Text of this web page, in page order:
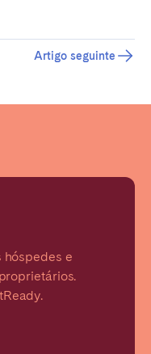
Artigo seguinte
hóspedes e